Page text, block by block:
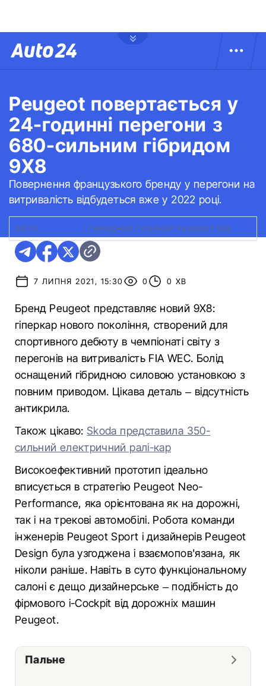
Peugeot повертається у
24-годинні перегони з
680-сильним гібридом
9X8
Повернення французького бренду у перегони на
витривалість відбудеться вже у 2022 році.
ФОТО: ГІБРИДНИЙ ГІПЕРКАР PEUGEOT 9X8
7 ЛИПНЯ 2021, 15:30 0 0 ХВ
Бренд Peugeot представляє новий 9X8:
гіперкар нового покоління, створений для
спортивного дебюту в чемпіонаті світу з
перегонів на витривалість FIA WEC. Болід
оснащений гібридною силовою установкою з
повним приводом. Цікава деталь – відсутність
антикрила.
Також цікаво:Skoda представила 350-
сильний електричний ралі-кар
Високоефективний прототип ідеально
вписується в стратегію Peugeot Neo-
Performance, яка орієнтована як на дорожні,
так і на трекові автомобілі. Робота команди
інженерів Peugeot Sport і дизайнерів Peugeot
Design була узгоджена і взаємопов'язана, як
ніколи раніше. Навіть в суто функціональному
салоні є дещо дизайнерське – подібність до
фірмового i-Cockpit від дорожніх машин
Peugeot.
Пальне